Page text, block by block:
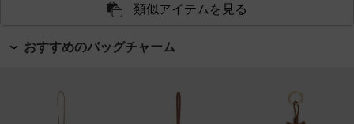
類似アイテムを見る
おすすめのバッグチャーム